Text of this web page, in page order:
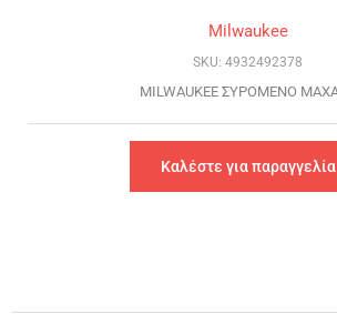
Milwaukee
SKU: 4932492378
MILWAUKEE ΣΥΡΟΜΕΝΟ
Καλέστε για παραγγελία